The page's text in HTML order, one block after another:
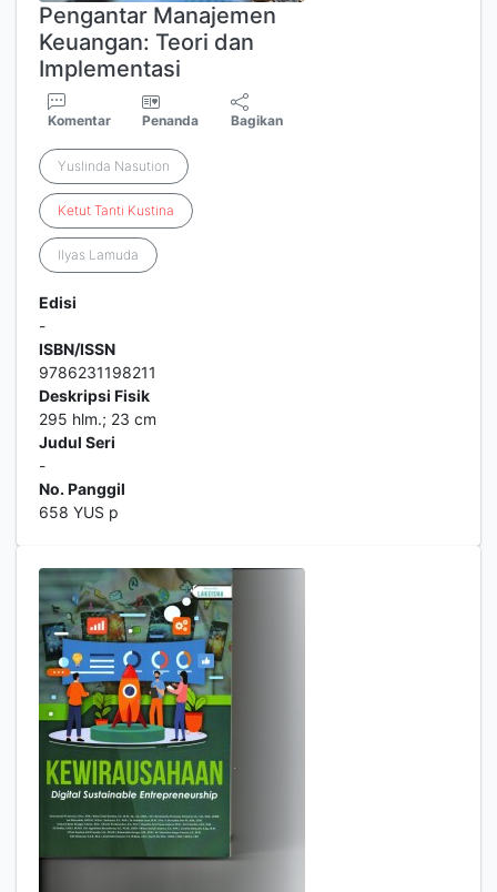
Pengantar Manajemen
Keuangan: Teori dan
Implementasi
Komentar Penanda Bagikan
Yuslinda Nasution
Ketut Tanti Kustina
Ilyas Lamuda
Edisi
-
ISBN/ISSN
9786231198211
Deskripsi Fisik
295 hlm.; 23 cm
Judul Seri
-
No. Panggil
658 YUS p